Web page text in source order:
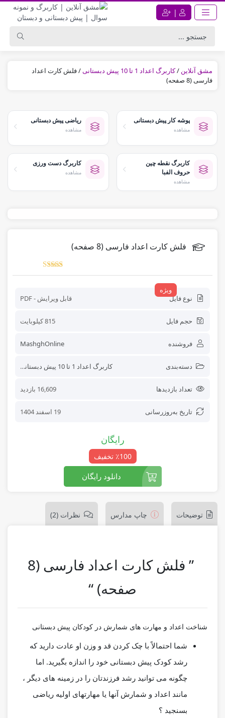
|
مشق آنلاین /کاربرگ اعداد 1 تا 10 پیش دبستانی /فلش کارت اعداد
فارسی (8 صفحه)
پوشه کار پیش دبستانی
مشاهده
ریاضی پیش دبستانی
مشاهده
کاربرگ نقطه چین
حروف الفبا
مشاهده
کاربرگ دست ورزی
مشاهده
فلش کارت اعداد فارسی (8 صفحه)
ویژه
نوع فایل
قابل ویرایش - PDF
حجم فایل 815 کیلوبایت
فروشنده MashghOnline
دسته‌بندی کاربرگ اعداد 1 تا 10 پیش دبستانی
تعداد بازدیدها 16,609 بازدید
تاریخ به‌روز‌رسانی 19 اسفند 1404
رایگان
٪100 تخفیف
دانلود رایگان
توضیحات چاپ مدارس نظرات (2)
” فلش کارت اعداد فارسی (8
صفحه) “
شناخت اعداد و مهارت های شمارش در کودکان پیش دبستانی
شما احتمالاً با چک کردن قد و وزن او عادت دارید که
رشد کودک پیش دبستانی خود را اندازه بگیرید. اما
چگونه می توانید رشد فرزندتان را در زمینه های دیگر ،
مانند اعداد و شمارش آنها یا مهارتهای اولیه ریاضی
بسنجید ؟